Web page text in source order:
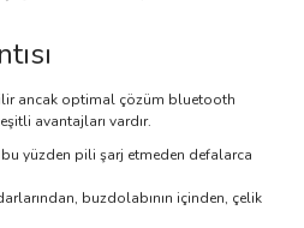
ancak optimal çözüm bluetooth
avantajları vardır.
yüzden pili şarj etmeden defalarca
buzdolabının içinden, çelik